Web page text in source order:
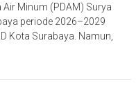
Minum (PDAM) Surya
periode 2026–2029
Kota Surabaya. Namun,